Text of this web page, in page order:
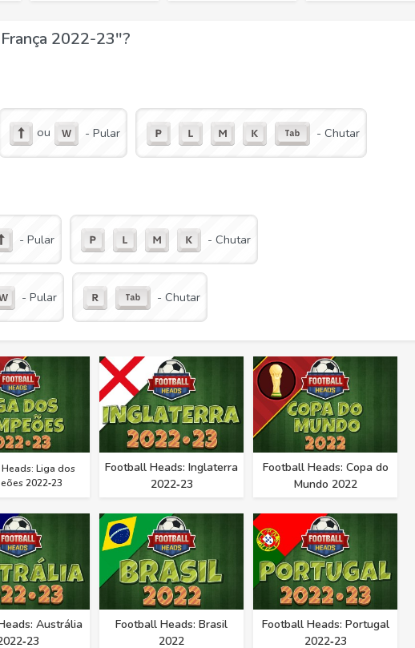
2022-23"?
ou - Pular - Chutar
- Pular - Chutar
- Pular - Chutar
Liga dos
2022‑23
Football Heads: Inglaterra
2022‑23
Football Heads: Copa do
Mundo 2022
Austrália
Football Heads: Brasil
2022
Football Heads: Portugal
2022‑23